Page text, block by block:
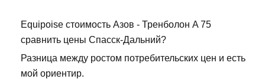
Equipoise стоимость Азов - Тренболон A 75
сравнить цены Спасск-Дальний?
Разница между ростом потребительских цен и есть
мой ориентир.